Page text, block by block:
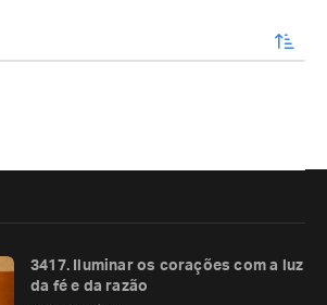
enviar
3417. Iluminar os corações com a luz
da fé e da razão